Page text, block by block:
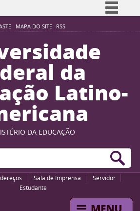
MAPA DO SITE RSS
Simplifique!
Participe
Acesso à informação
Legislação
Canais
da
Latino-
DA EDUCAÇÃO
Sala de Imprensa
Servidor
Estudante